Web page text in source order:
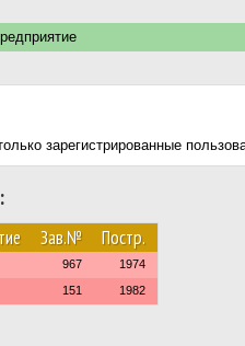
зарегистрированные
Зав.№ Постр.
967 1974
151 1982